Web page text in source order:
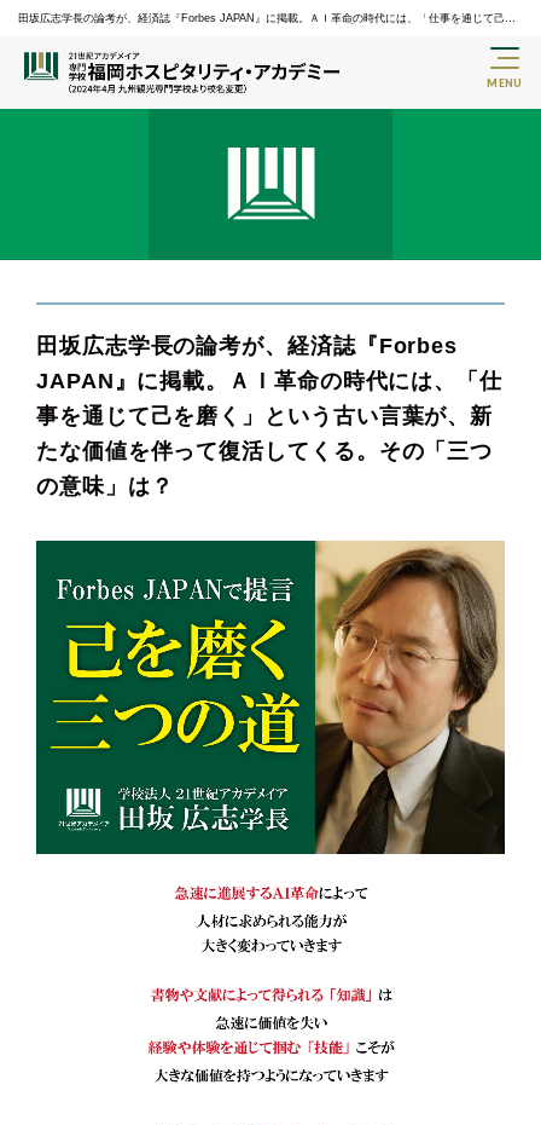
田坂広志学長の論考が、経済誌『Forbes JAPAN』に掲載。ＡＩ革命の時代には、「仕事を通じて己を
田坂広志学長の論考が、経済誌『Forbes
JAPAN』に掲載。ＡＩ革命の時代には、「仕
事を通じて己を磨く」という古い言葉が、新
たな価値を伴って復活してくる。その「三つ
の意味」は？